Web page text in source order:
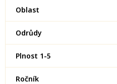
Oblast
Odrůdy
Plnost 1-5
Ročník